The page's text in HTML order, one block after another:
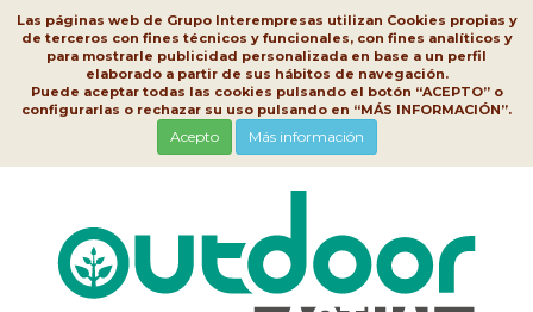
Las páginas web de Grupo Interempresas utilizan Cookies propias y
de terceros con fines técnicos y funcionales, con fines analíticos y
para mostrarle publicidad personalizada en base a un perfil
elaborado a partir de sus hábitos de navegación.
Puede aceptar todas las cookies pulsando el botón “ACEPTO” o
configurarlas o rechazar su uso pulsando en “MÁS INFORMACIÓN”.
Acepto Más información